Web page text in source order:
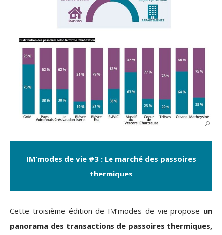
IM’modes de vie #3 : Le marché des passoires
thermiques
Cette troisième édition de IM’modes de vie propose un
panorama des transactions de passoires thermiques,